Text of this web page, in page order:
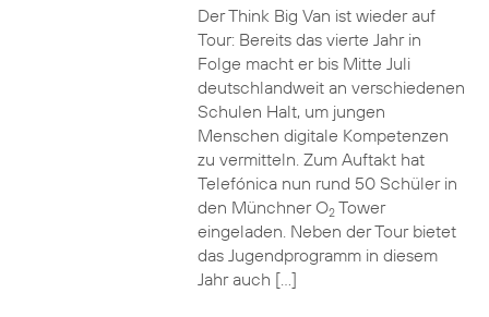
Der Think Big Van ist wieder auf
Tour: Bereits das vierte Jahr in
Folge macht er bis Mitte Juli
deutschlandweit an verschiedenen
Schulen Halt, um jungen
Menschen digitale Kompetenzen
zu vermitteln. Zum Auftakt hat
Telefónica nun rund 50 Schüler in
den Münchner O2Tower
eingeladen. Neben der Tour bietet
das Jugendprogramm in diesem
Jahr auch […]